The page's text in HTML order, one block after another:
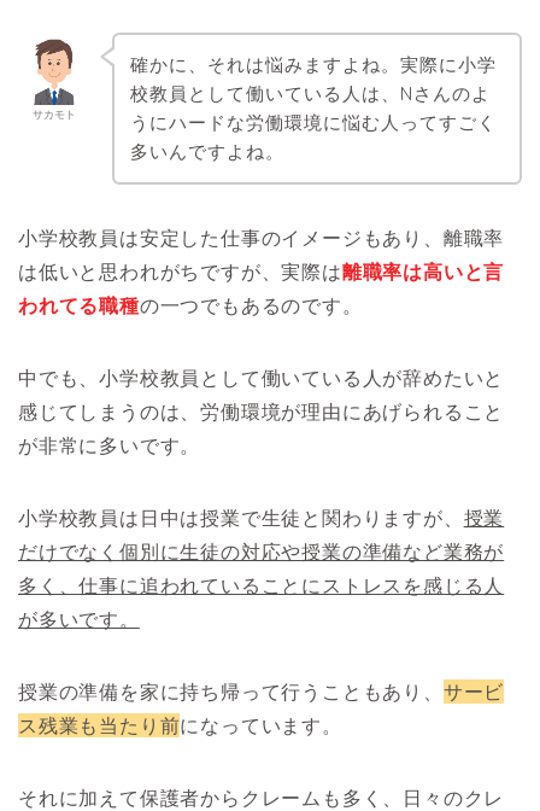
サカモト
確かに、それは悩みますよね。実際に小学
校教員として働いている人は、Nさんのよ
うにハードな労働環境に悩む人ってすごく
多いんですよね。
小学校教員は安定した仕事のイメージもあり、離職率
は低いと思われがちですが、実際は離職率は高いと言
われてる職種の一つでもあるのです。
中でも、小学校教員として働いている人が辞めたいと
感じてしまうのは、労働環境が理由にあげられること
が非常に多いです。
小学校教員は日中は授業で生徒と関わりますが、 授業
だけでなく個別に生徒の対応や授業の準備など業務が
多く、仕事に追われていることにストレスを感じる人
が多いです。
授業の準備を家に持ち帰って行うこともあり、 サービ
ス残業も当たり前になっています。
それに加えて保護者からクレームも多く、日々のクレ